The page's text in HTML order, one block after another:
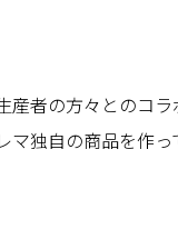
産者の方々とのコラ
独自の商品を作っ